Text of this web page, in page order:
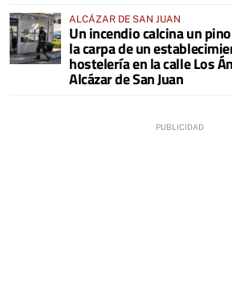
ALCÁZAR DE SAN JUAN
Un incendio calcina un
la carpa de un
hostelería en la calle Los
Alcázar de San Juan